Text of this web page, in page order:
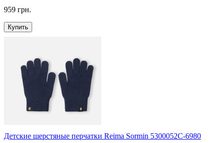
959 грн.
Купить
Детские шерстяные перчатки Reima Sormin 5300052C-6980